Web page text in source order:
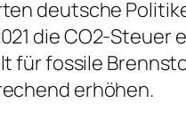
deutsche
die CO2-Steuer
für fossile
erhöhen.